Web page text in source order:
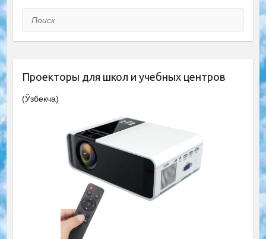
Поиск
Проекторы для школ и учебных центров
(Ўзбекча)